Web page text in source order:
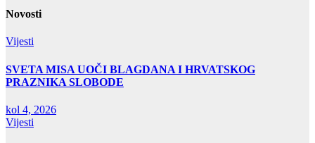
Novosti
Vijesti
SVETA MISA UOČI BLAGDANA I HRVATSKOG
PRAZNIKA SLOBODE
kol 4, 2026
Vijesti